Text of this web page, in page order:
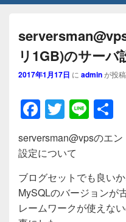
リ1GB)のサーバ
2017年1月17日 に adminが投稿
F
a
c
e
b
o
T
wi
tt
er
Li
n
e
serversman@vpsのエ
設定について
ブログセットでも良い
MySQLのバージョンが
レームワークが使えな